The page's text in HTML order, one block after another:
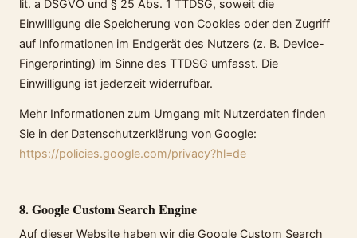
lit. a DSGVO und § 25 Abs. 1 TTDSG, soweit die
Einwilligung die Speicherung von Cookies oder den Zugriff
auf Informationen im Endgerät des Nutzers (z. B. Device-
Fingerprinting) im Sinne des TTDSG umfasst. Die
Einwilligung ist jederzeit widerrufbar.
Mehr Informationen zum Umgang mit Nutzerdaten finden
Sie in der Datenschutzerklärung von Google:
https://policies.google.com/privacy?hl=de
8. Google Custom Search Engine
Auf dieser Website haben wir die Google Custom Search